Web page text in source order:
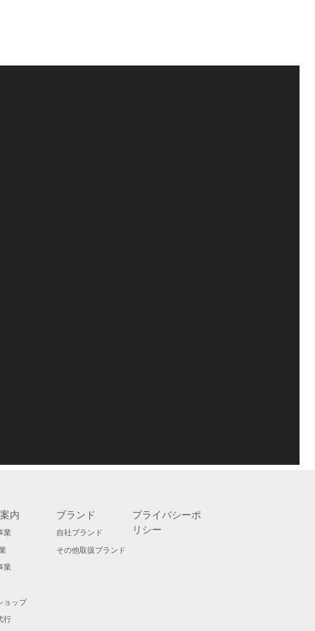
内
業
業
ョップ
行
ブランド
自社ブランド
その他取扱ブランド
プライバシーポ
リシー